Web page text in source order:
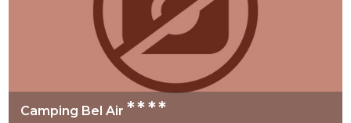
Camping Bel Air****